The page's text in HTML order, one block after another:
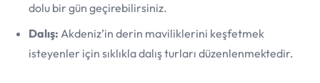
dolu bir gün geçirebilirsiniz.
Dalış: Akdeniz’in derin maviliklerini keşfetmek
isteyenler için sıklıkla dalış turları düzenlenmektedir.